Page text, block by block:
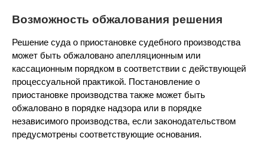
Возможность обжалования решения
Решение суда о приостановке судебного производства
может быть обжаловано апелляционным или
кассационным порядком в соответствии с действующей
процессуальной практикой. Постановление о
приостановке производства также может быть
обжаловано в порядке надзора или в порядке
независимого производства, если законодательством
предусмотрены соответствующие основания.